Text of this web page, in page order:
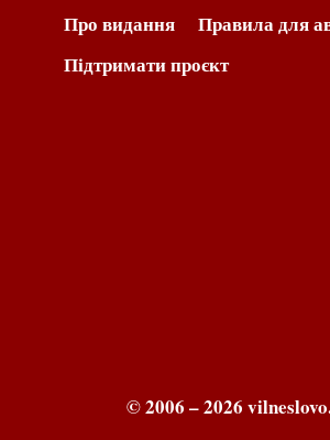
Про видання
Правила для
Підтримати проєкт
© 2006 – 2026